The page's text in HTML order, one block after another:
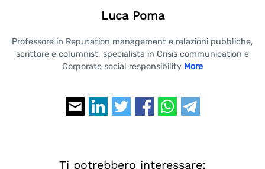
Luca Poma
Professore in Reputation management e relazioni pubbliche,
scrittore e columnist, specialista in Crisis communication e
Corporate social responsibility More
Ti potrebbero interessare: